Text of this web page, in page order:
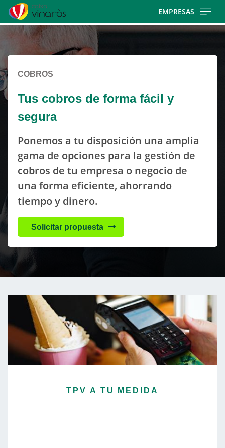
main
EMPRESAS
Cargando
contenido,
por
espere...
COBROS
Tus cobros de forma fácil y
segura
Ponemos a tu disposición una amplia
gama de opciones para la gestión de
cobros de tu empresa o negocio de
una forma eficiente, ahorrando
tiempo y dinero.
Solicitar propuesta
TPV A TU MEDIDA